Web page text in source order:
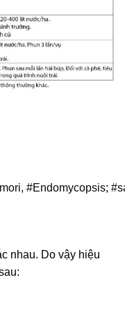
, #Endomycopsis; #
nhau. Do vậy hiệu